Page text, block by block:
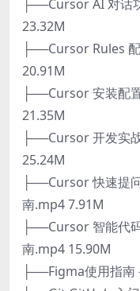
├──Cursor AI 对话
23.32M
├──Cursor Rules
20.91M
├──Cursor 安装配
21.35M
├──Cursor 开发实
25.24M
├──Cursor 快速提
南.mp4 7.91M
├──Cursor 智能代
南.mp4 15.90M
├──Figma使用指南